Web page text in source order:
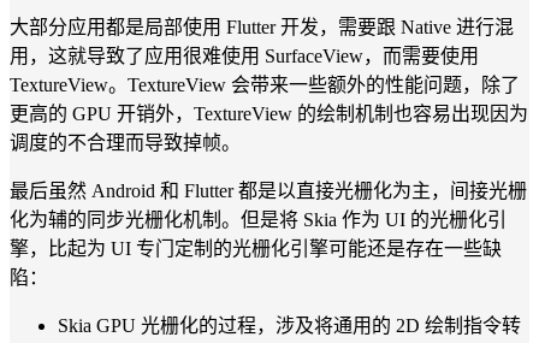
大部分应用都是局部使用 Flutter 开发，需要跟 Native 进行混
用，这就导致了应用很难使用 SurfaceView，而需要使用
TextureView。TextureView 会带来一些额外的性能问题，除了
更高的 GPU 开销外，TextureView 的绘制机制也容易出现因为
调度的不合理而导致掉帧。
最后虽然 Android 和 Flutter 都是以直接光栅化为主，间接光栅
化为辅的同步光栅化机制。但是将 Skia 作为 UI 的光栅化引
擎，比起为 UI 专门定制的光栅化引擎可能还是存在一些缺
陷：
Skia GPU 光栅化的过程，涉及将通用的 2D 绘制指令转